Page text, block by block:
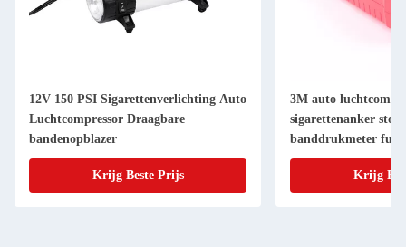
12V 150 PSI Sigarettenverlichting Auto
Luchtcompressor Draagbare
bandenopblazer
Krijg Beste Prijs
3M auto
sigarettenanker
banddrukmeter
Krijg